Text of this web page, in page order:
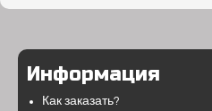
Информация
Как заказать?